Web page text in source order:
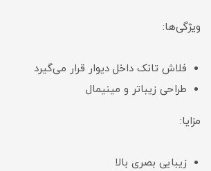
ویژگی‌ها:
فلاش تانک داخل دیوار قرار می‌گیرد
طراحی زیباتر و مینیمال
مزایا:
زیبایی بصری بالا